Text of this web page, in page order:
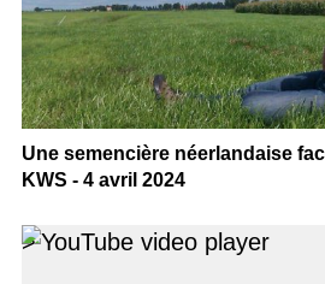
Une semencière néerlandaise
KWS - 4 avril 2024
>